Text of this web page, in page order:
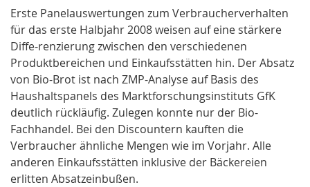
Erste Panelauswertungen zum Verbraucherverhalten
für das erste Halbjahr 2008 weisen auf eine stärkere
Diffe-renzierung zwischen den verschiedenen
Produktbereichen und Einkaufsstätten hin. Der Absatz
von Bio-Brot ist nach ZMP-Analyse auf Basis des
Haushaltspanels des Marktforschungsinstituts GfK
deutlich rückläufig. Zulegen konnte nur der Bio-
Fachhandel. Bei den Discountern kauften die
Verbraucher ähnliche Mengen wie im Vorjahr. Alle
anderen Einkaufsstätten inklusive der Bäckereien
erlitten Absatzeinbußen.